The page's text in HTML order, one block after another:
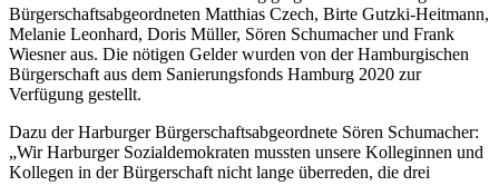
Bürgerschaftsabgeordneten Matthias Czech, Birte Gutzki-Heitmann,
Melanie Leonhard, Doris Müller, Sören Schumacher und Frank
Wiesner aus. Die nötigen Gelder wurden von der Hamburgischen
Bürgerschaft aus dem Sanierungsfonds Hamburg 2020 zur
Verfügung gestellt.
Dazu der Harburger Bürgerschaftsabgeordnete Sören Schumacher:
„Wir Harburger Sozialdemokraten mussten unsere Kolleginnen und
Kollegen in der Bürgerschaft nicht lange überreden, die drei